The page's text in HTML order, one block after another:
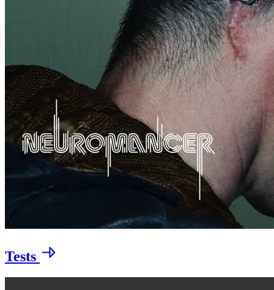
Tests